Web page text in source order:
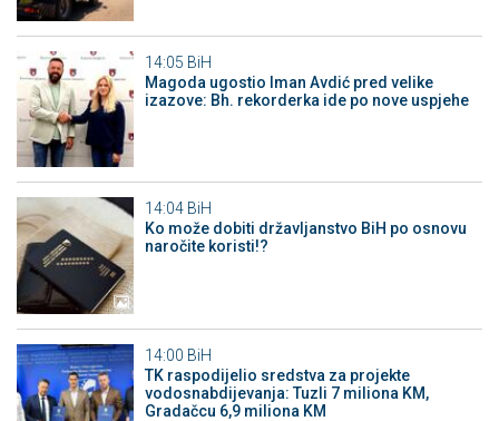
14:05 BiH
Magoda ugostio Iman Avdić pred velike
izazove: Bh. rekorderka ide po nove uspjehe
14:04 BiH
Ko može dobiti državljanstvo BiH po osnovu
naročite koristi!?
14:00 BiH
TK raspodijelio sredstva za projekte
vodosnabdijevanja: Tuzli 7 miliona KM,
Gradačcu 6,9 miliona KM